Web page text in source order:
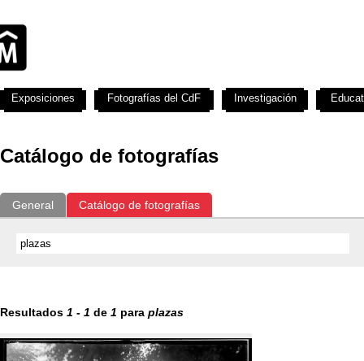
Catálogo de fotografías
General Catálogo de fotografías
Resultados 1 - 1 de 1 para plazas
Exposiciones Fotografías del CdF Investigación